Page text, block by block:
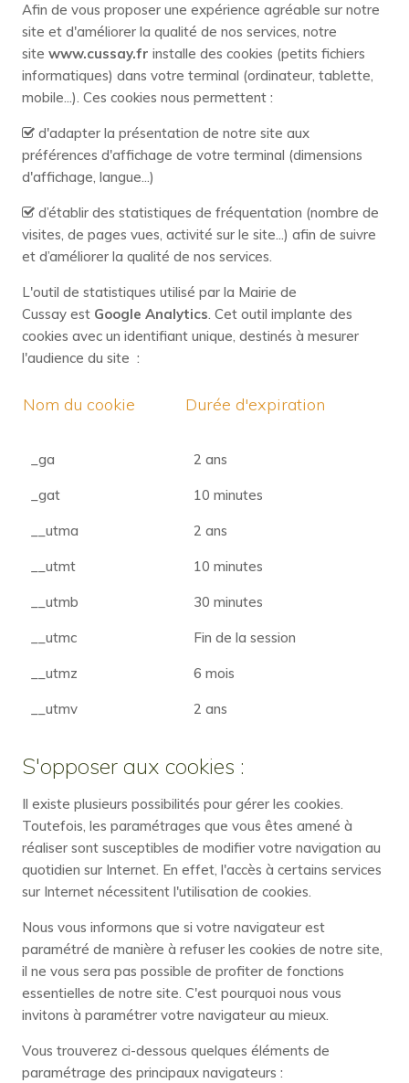
Afin de vous proposer une expérience agréable sur notre
site et d'améliorer la qualité de nos services, notre
site www.cussay.fr installe des cookies (petits fichiers
informatiques) dans votre terminal (ordinateur, tablette,
mobile...). Ces cookies nous permettent :
d'adapter la présentation de notre site aux
préférences d'affichage de votre terminal (dimensions
d'affichage, langue...)
d’établir des statistiques de fréquentation (nombre de
visites, de pages vues, activité sur le site...) afin de suivre
et d’améliorer la qualité de nos services.
L'outil de statistiques utilisé par la Mairie de
Cussay est Google Analytics. Cet outil implante des
cookies avec un identifiant unique, destinés à mesurer
l'audience du site :
Nom du cookie Durée d'expiration
_ga
_gat
__utma
__utmt
__utmb
__utmc
__utmz
__utmv
2 ans
10 minutes
2 ans
10 minutes
30 minutes
Fin de la session
6 mois
2 ans
S'opposer aux cookies :
Il existe plusieurs possibilités pour gérer les cookies.
Toutefois, les paramétrages que vous êtes amené à
réaliser sont susceptibles de modifier votre navigation au
quotidien sur Internet. En effet, l'accès à certains services
sur Internet nécessitent l'utilisation de cookies.
Nous vous informons que si votre navigateur est
paramétré de manière à refuser les cookies de notre site,
il ne vous sera pas possible de profiter de fonctions
essentielles de notre site. C'est pourquoi nous vous
invitons à paramétrer votre navigateur au mieux.
Vous trouverez ci-dessous quelques éléments de
paramétrage des principaux navigateurs :